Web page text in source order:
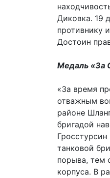
Диковка. 19
противнику
Достоин
Медаль «За
«За время
отважным
районе
бригадой
танковой
порыва, тем
корпуса. В